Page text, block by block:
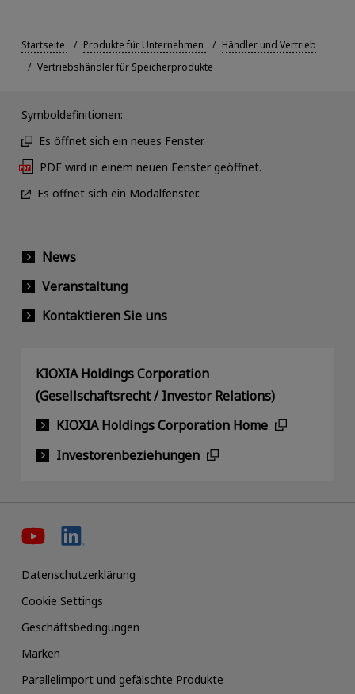
Startseite Produkte für Unternehmen
Händler und Vertrieb
Vertriebshändler für Speicherprodukte
Symboldefinitionen:
Es öffnet sich ein neues Fenster.
PDF wird in einem neuen Fenster geöffnet.
Es öffnet sich ein Modalfenster.
News
Veranstaltung
Kontaktieren Sie uns
KIOXIA Holdings Corporation
(Gesellschaftsrecht / Investor Relations)
KIOXIA Holdings Corporation Home
Investorenbeziehungen
Datenschutzerklärung
Cookie Settings
Geschäftsbedingungen
Marken
Parallelimport und gefälschte Produkte